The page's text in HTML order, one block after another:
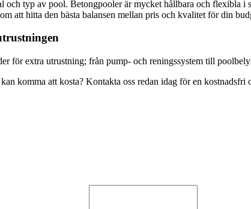
och typ av pool. Betongpooler är mycket hållbara och flexibla
att hitta den bästa balansen mellan pris och kvalitet för din
för extra utrustning; från pump- och reningssystem till
komma att kosta? Kontakta oss redan idag för en